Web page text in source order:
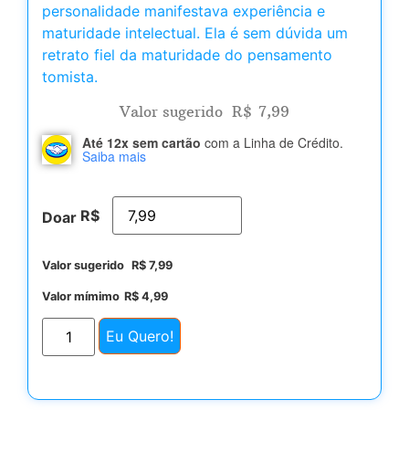
personalidade manifestava experiência e
maturidade intelectual. Ela é sem dúvida um
retrato fiel da maturidade do pensamento
tomista.
Valor sugerido R$ 7,99
Até 12x sem cartão com a Linha de Crédito.
Saiba mais
Doar R$
Valor sugerido R$ 7,99
Valor mímimo R$ 4,99
Eu Quero!